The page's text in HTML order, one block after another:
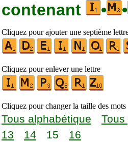
contenant
• •
Cliquez pour ajouter une septième
Cliquez pour enlever une lettre
Cliquez pour changer la taille des mots
Tous alphabétique Tous
13
14 15 16